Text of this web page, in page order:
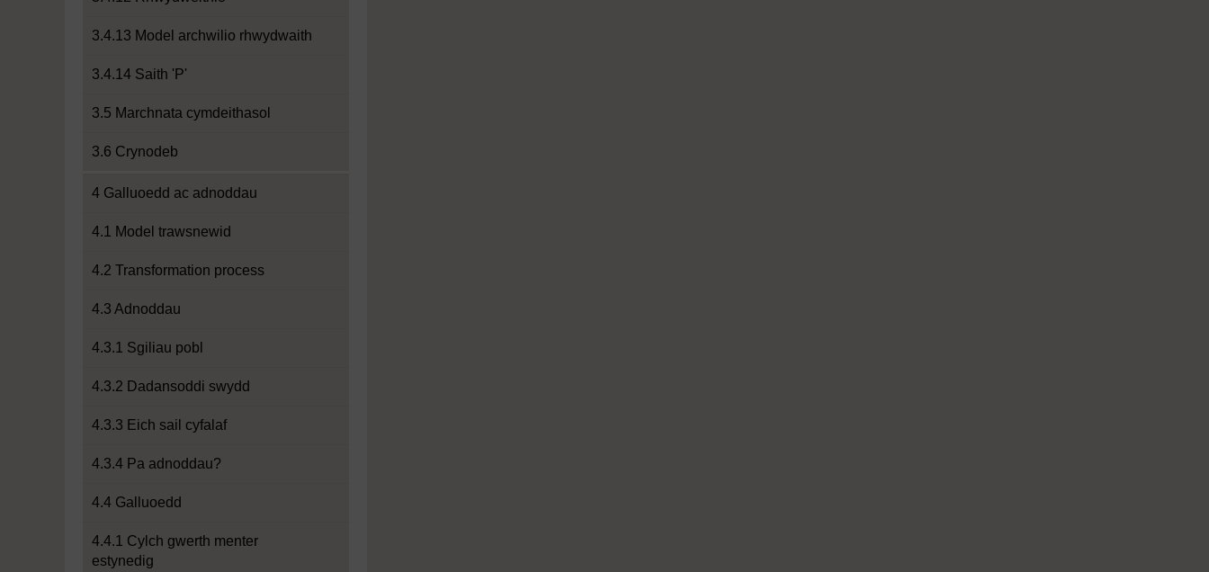
3.4.13 Model archwilio rhwydwaith
3.4.14 Saith 'P'
3.5 Marchnata cymdeithasol
3.6 Crynodeb
4 Galluoedd ac adnoddau
4.1 Model trawsnewid
4.2 Transformation process
4.3 Adnoddau
4.3.1 Sgiliau pobl
4.3.2 Dadansoddi swydd
4.3.3 Eich sail cyfalaf
4.3.4 Pa adnoddau?
4.4 Galluoedd
4.4.1 Cylch gwerth menter
estynedig